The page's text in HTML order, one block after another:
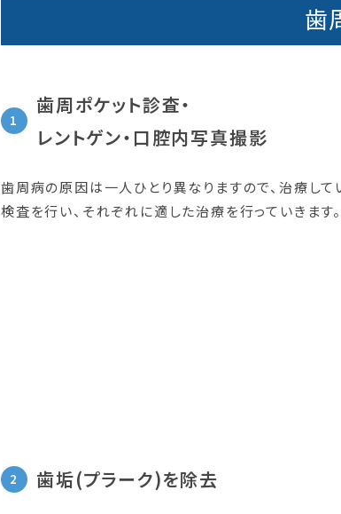
歯
歯周ポケット診査・
レントゲン・口腔内写真撮影
歯周病の原因は一人ひとり異なりますので、治療して
検査を行い、それぞれに適した治療を行っていきます。
歯垢(プラーク)を除去